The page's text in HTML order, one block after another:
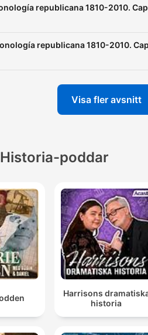
republicana 1810-2010.
republicana 1810-2010.
Visa fler avsnitt
poddar
Harrisons
historia